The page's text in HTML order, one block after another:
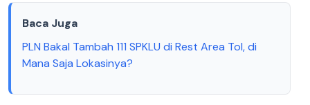
Baca Juga
PLN Bakal Tambah 111 SPKLU di Rest Area Tol, di
Mana Saja Lokasinya?